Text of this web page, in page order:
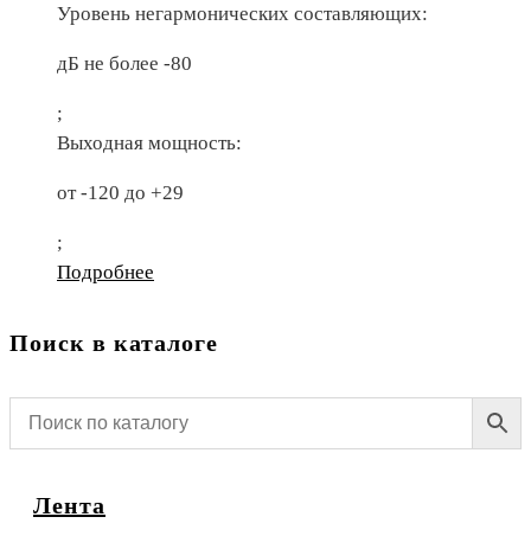
Уровень негармонических составляющих:
дБ не более -80
;
Выходная мощность:
от -120 до +29
;
Подробнее
Поиск в каталоге
Лента